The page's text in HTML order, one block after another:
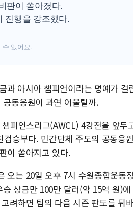
판이 쏟아졌다.
진행을 강조했다.
수 있어요.
과 아시아 챔피언이라는 명예가 걸
동응원이 과연 어울릴까.
피언스리그(AWCL) 4강전을 앞두
승부다. 민간단체 주도의 공동응
이 쏟아지고 있다.
오는 20일 오후 7시 수원종합운동
상금만 100만 달러(약 15억 원)
려하면 팀의 다음 시즌 판도를 뒤